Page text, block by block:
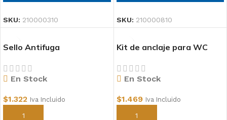
SKU: 210000310 SKU: 210000810
Sello Antifuga
En Stock
$1.322 Iva Incluido
Añadir al carrito
Kit de anclaje para WC
En Stock
$1.469 Iva Incluido
Añadir al carrito